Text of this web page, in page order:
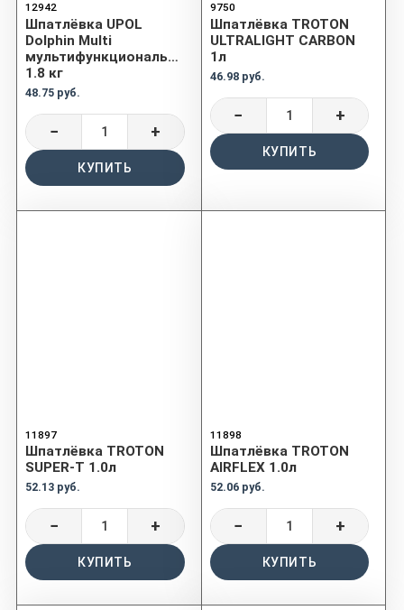
12942
Шпатлёвка UPOL
Dolphin Multi
мультифункциональная
1.8 кг
48.75 руб.
− +
КУПИТЬ
9750
Шпатлёвка TROTON
ULTRALIGHT CARBON
1л
46.98 руб.
− +
КУПИТЬ
11897
Шпатлёвка TROTON
SUPER-T 1.0л
52.13 руб.
− +
КУПИТЬ
11898
Шпатлёвка TROTON
AIRFLEX 1.0л
52.06 руб.
− +
КУПИТЬ